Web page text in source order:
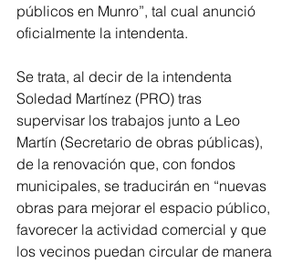
públicos en Munro”, tal cual anunció
oficialmente la intendenta.
Se trata, al decir de la intendenta
Soledad Martínez (PRO) tras
supervisar los trabajos junto a Leo
Martín (Secretario de obras públicas),
de la renovación que, con fondos
municipales, se traducirán en “nuevas
obras para mejorar el espacio público,
favorecer la actividad comercial y que
los vecinos puedan circular de manera